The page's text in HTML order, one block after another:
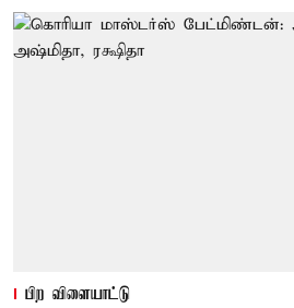
பிற விளையாட்டு